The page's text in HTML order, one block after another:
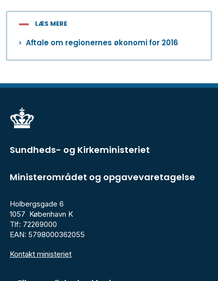
LÆS MERE
Aftale om regionernes økonomi for 2016
Sundheds- og Kirkeministeriet
Ministerområdet og opgavevaretagelse
Holbergsgade 6
1057 København K
Tlf: 72269000
EAN: 5798000362055
Kontakt ministeriet